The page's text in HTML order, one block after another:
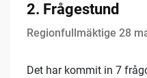
2. Frågestund
Regionfullmäktige 28
Det har kommit in 7